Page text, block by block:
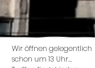
Wir öffnen gelegentlich
schon um 13 Uhr...